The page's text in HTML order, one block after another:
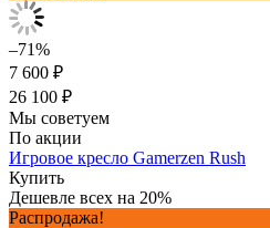
–71%
7 600 ₽
26 100 ₽
Мы советуем
По акции
Игровое кресло Gamerzen Rush
Купить
Дешевле всех на 20%
Распродажа!